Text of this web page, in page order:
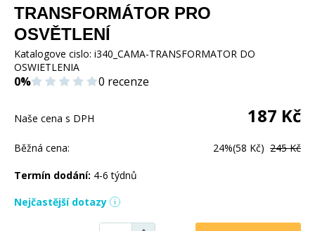
TRANSFORMÁTOR PRO
OSVĚTLENÍ
Katalogove cislo: i340_CAMA-TRANSFORMATOR DO
OSWIETLENIA
0% 0 recenze
Naše cena s DPH 187 Kč
Běžná cena: 24%(58 Kč) 245 Kč
Termín dodání: 4-6 týdnů
Nejčastější dotazy